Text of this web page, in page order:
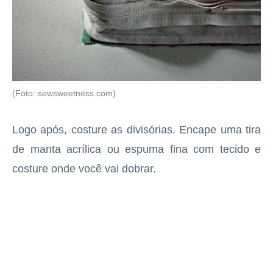
(Foto: sewsweetness.com)
Logo após, costure as divisórias. Encape uma tira
de manta acrílica ou espuma fina com tecido e
costure onde você vai dobrar.